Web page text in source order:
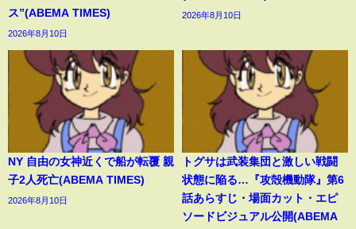
ス”(ABEMA TIMES)
2026年8月10日
2026年8月10日
NY 自由の女神近くで船が転覆 親
子2人死亡(ABEMA TIMES)
2026年8月10日
トグサは武装集団と激しい戦闘
状態に陥る…『攻殻機動隊』第6
話あらすじ・場面カット・エピ
ソードビジュアル公開(ABEMA